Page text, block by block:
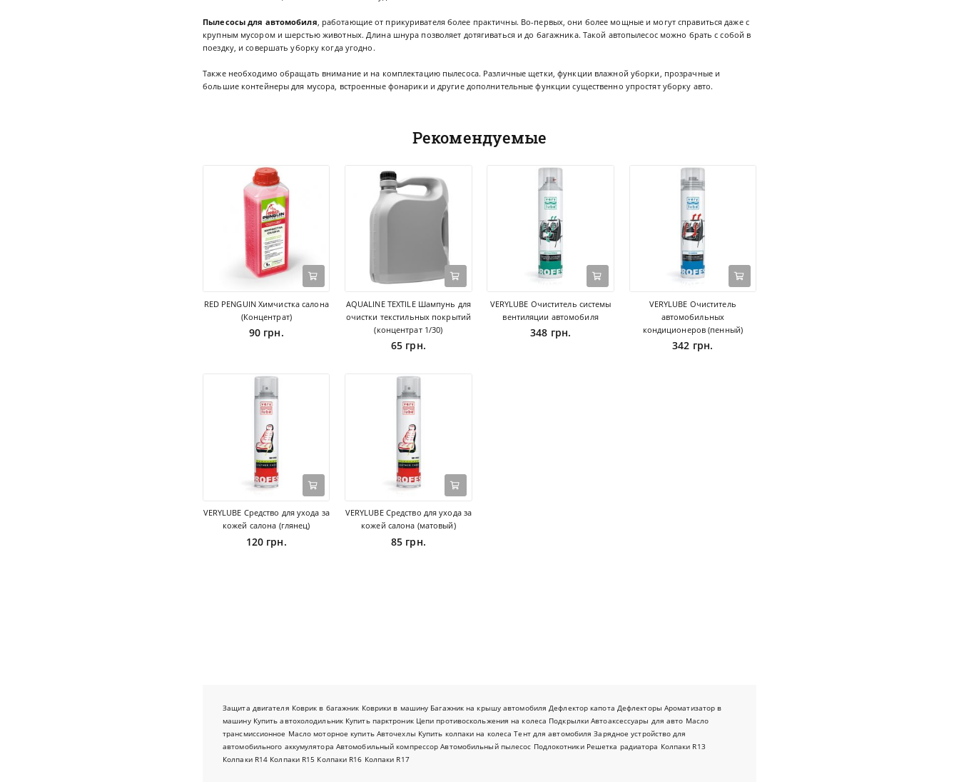
Пылесосы для автомобиля, работающие от прикуривателя более практичны. Во-первых, они более мощные и могут справиться даже с
крупным мусором и шерстью животных. Длина шнура позволяет дотягиваться и до багажника. Такой автопылесос можно брать с собой в
поездку, и совершать уборку когда угодно.
Также необходимо обращать внимание и на комплектацию пылесоса. Различные щетки, функции влажной уборки, прозрачные и
большие контейнеры для мусора, встроенные фонарики и другие дополнительные функции существенно упростят уборку авто.
Рекомендуемые
RED PENGUIN Химчистка салона
(Концентрат)
90 грн.
AQUALINE TEXTILE Шампунь для
очистки текстильных покрытий
(концентрат 1/30)
65 грн.
VERYLUBE Очиститель системы
вентиляции автомобиля
348 грн.
VERYLUBE Очиститель
автомобильных
кондиционеров (пенный)
342 грн.
VERYLUBE Средство для ухода за
кожей салона (глянец)
120 грн.
VERYLUBE Средство для ухода за
кожей салона (матовый)
85 грн.
Защита двигателя Коврик в багажник Коврики в машину Багажник на крышу автомобиля Дефлектор капота Дефлекторы Ароматизатор в
машину Купить автохолодильник Купить парктроник Цепи противоскольжения на колеса Подкрылки Автоаксессуары для авто Масло
трансмиссионное Масло моторное купить Авточехлы Купить колпаки на колеса Тент для автомобиля Зарядное устройство для
автомобильного аккумулятора Автомобильный компрессор Автомобильный пылесос Подлокотники Решетка радиатора Колпаки R13
Колпаки R14 Колпаки R15 Колпаки R16 Колпаки R17